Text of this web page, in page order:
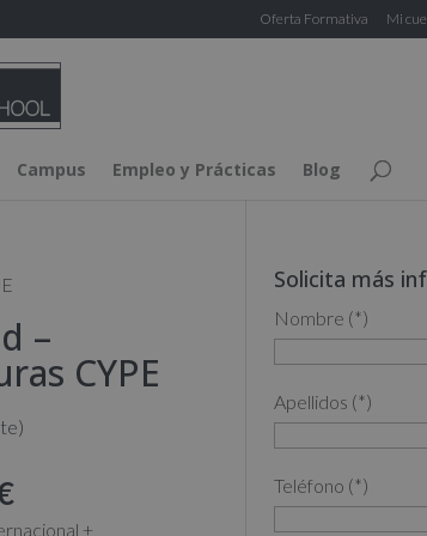
Oferta Formativa Mi
Campus Empleo y Prácticas Blog
–
CYPE
El
precio
+
Solicita más
Nombre (*)
Apellidos (*)
Teléfono (*)